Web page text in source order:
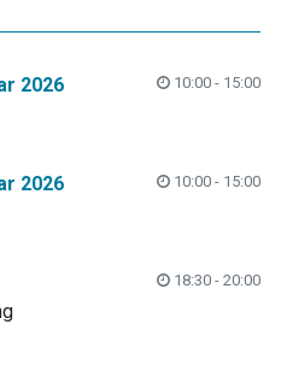
2026
10:00 - 15:00
2026
10:00 - 15:00
18:30 - 20:00